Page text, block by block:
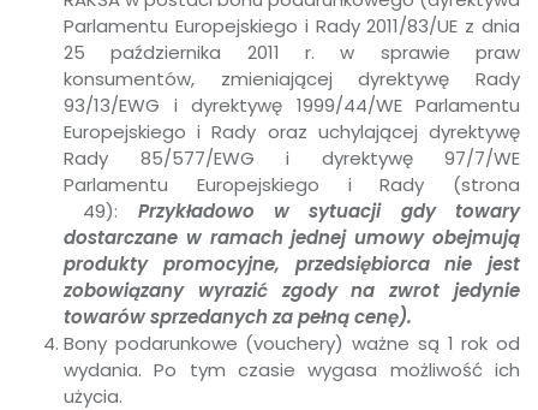
Parlamentu Europejskiego i Rady 2011/83/UE z dnia
25 października 2011 r. w sprawie praw
konsumentów, zmieniającej dyrektywę Rady
93/13/EWG i dyrektywę 1999/44/WE Parlamentu
Europejskiego i Rady oraz uchylającej dyrektywę
Rady 85/577/EWG i dyrektywę 97/7/WE
Parlamentu Europejskiego i Rady (strona
49): Przykładowo w sytuacji gdy towary
dostarczane w ramach jednej umowy obejmują
produkty promocyjne, przedsiębiorca nie jest
zobowiązany wyrazić zgody na zwrot jedynie
towarów sprzedanych za pełną cenę).
Bony podarunkowe (vouchery) ważne są 1 rok od
wydania. Po tym czasie wygasa możliwość ich
użycia.